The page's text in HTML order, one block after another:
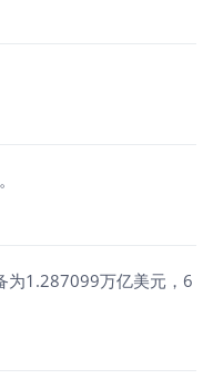
为1.287099万亿美元，6